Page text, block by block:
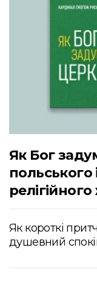
Як Бог
польського
Як короткі
душевний